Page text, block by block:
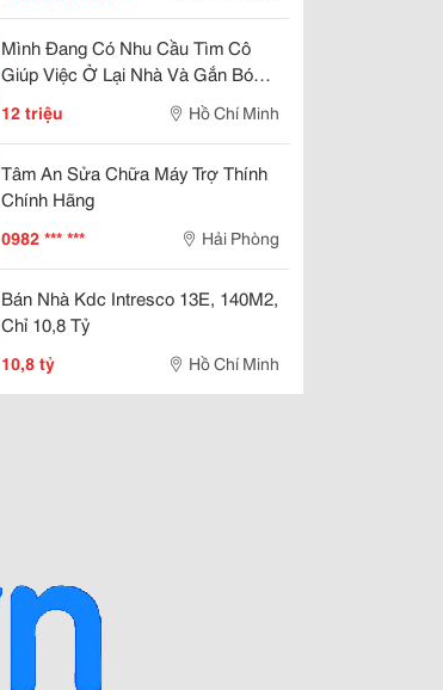
Mình Đang Có Nhu Cầu Tìm Cô
Giúp Việc Ở Lại Nhà Và Gắn Bó
12 triệu Hồ Chí Minh
Tâm An Sửa Chữa Máy Trợ Thính
Chính Hãng
0982 *** *** Hải Phòng
Bán Nhà Kdc Intresco 13E, 140M2,
Chỉ 10,8 Tỷ
10,8 tỷ Hồ Chí Minh